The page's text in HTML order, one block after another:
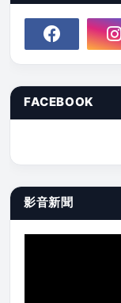
FACEBOOK
影音新聞